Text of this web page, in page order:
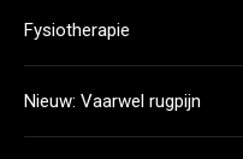
Fysiotherapie
Nieuw: Vaarwel rugpijn